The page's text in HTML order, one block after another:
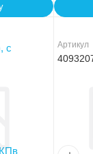
Артикул